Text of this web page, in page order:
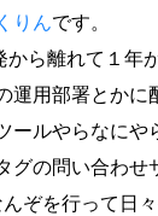
りんです。
ら離れて１年
運用部署とかに
ールやらなにや
グの問い合わせ
ぞを行って日々